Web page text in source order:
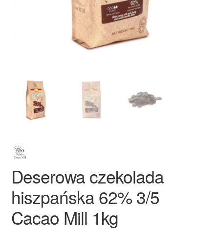
Ozdoby na tort weselny
Deserowa czekolada
hiszpańska 62% 3/5
Cacao Mill 1kg